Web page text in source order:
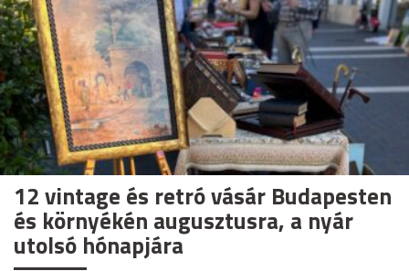
12 vintage és retró vásár Budapesten
és környékén augusztusra, a nyár
utolsó hónapjára